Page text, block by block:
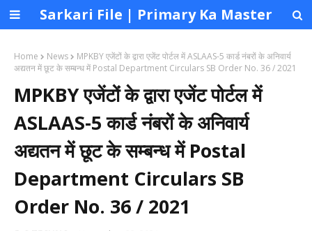
Sarkari File | Primary Ka Master
Home News
MPKBY एजेंटों के द्वारा एजेंट पोर्टल में ASLAAS-5 कार्ड नंबरों के अनिवार्य
अद्यतन में छूट के सम्बन्ध में Postal Department Circulars SB Order No. 36 / 2021
MPKBY एजेंटों के द्वारा एजेंट पोर्टल में
ASLAAS-5 कार्ड नंबरों के अनिवार्य
अद्यतन में छूट के सम्बन्ध में Postal
Department Circulars SB
Order No. 36 / 2021